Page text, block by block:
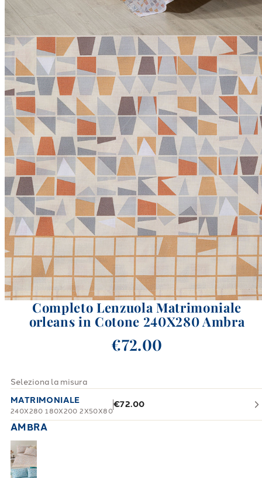
Completo Lenzuola Matrimoniale
orleans in Cotone 240X280 Ambra
€72.00
Seleziona la misura
MATRIMONIALE
240X280 180X200 2X50X80
€72.00
AMBRA